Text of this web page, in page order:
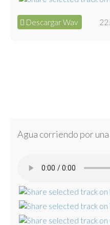
Descargar Wav
Agua corriendo por